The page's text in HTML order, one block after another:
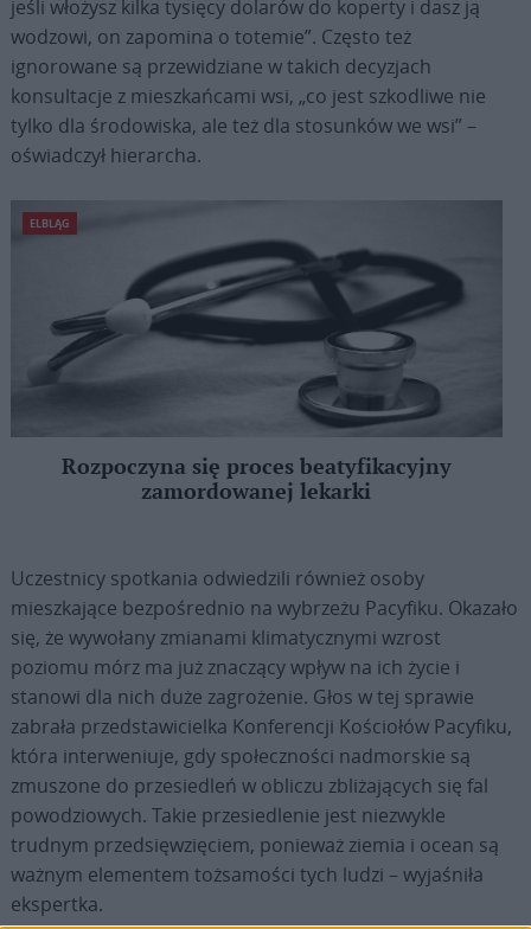
jeśli włożysz kilka tysięcy dolarów do koperty i dasz ją
wodzowi, on zapomina o totemie”. Często też
ignorowane są przewidziane w takich decyzjach
konsultacje z mieszkańcami wsi, „co jest szkodliwe nie
tylko dla środowiska, ale też dla stosunków we wsi” –
oświadczył hierarcha.
ELBLĄG
Rozpoczyna się proces beatyfikacyjny
zamordowanej lekarki
Uczestnicy spotkania odwiedzili również osoby
mieszkające bezpośrednio na wybrzeżu Pacyfiku. Okazało
się, że wywołany zmianami klimatycznymi wzrost
poziomu mórz ma już znaczący wpływ na ich życie i
stanowi dla nich duże zagrożenie. Głos w tej sprawie
zabrała przedstawicielka Konferencji Kościołów Pacyfiku,
która interweniuje, gdy społeczności nadmorskie są
zmuszone do przesiedleń w obliczu zbliżających się fal
powodziowych. Takie przesiedlenie jest niezwykle
trudnym przedsięwzięciem, ponieważ ziemia i ocean są
ważnym elementem tożsamości tych ludzi – wyjaśniła
ekspertka.